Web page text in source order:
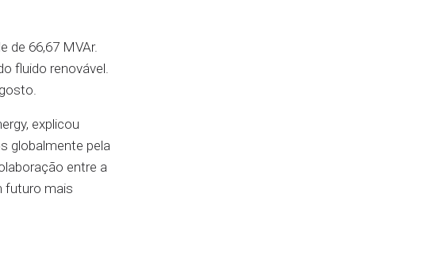
de 66,67 MVAr.
fluido renovável.
explicou
globalmente pela
entre a
futuro mais